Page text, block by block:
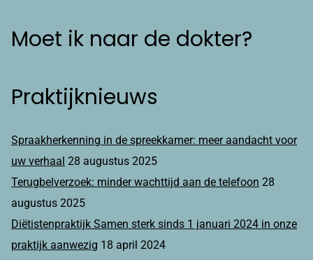
Moet ik naar de dokter?
Praktijknieuws
Spraakherkenning in de spreekkamer: meer aandacht voor
uw verhaal 28 augustus 2025
Terugbelverzoek: minder wachttijd aan de telefoon 28
augustus 2025
Diëtistenpraktijk Samen sterk sinds 1 januari 2024 in onze
praktijk aanwezig 18 april 2024